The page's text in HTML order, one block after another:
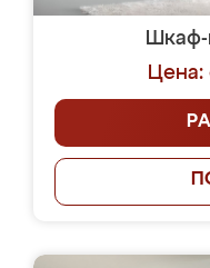
Цена: